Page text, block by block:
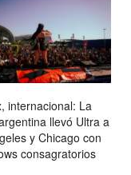
internacional: La
llevó Ultra a
y Chicago con
consagratorios